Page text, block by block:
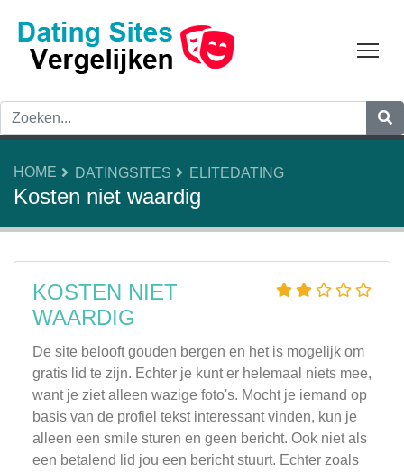
HOME DATINGSITES ELITEDATING
Kosten niet waardig
KOSTEN NIET
WAARDIG
De site belooft gouden bergen en het is mogelijk om
gratis lid te zijn. Echter je kunt er helemaal niets mee,
want je ziet alleen wazige foto's. Mocht je iemand op
basis van de profiel tekst interessant vinden, kun je
alleen een smile sturen en geen bericht. Ook niet als
een betalend lid jou een bericht stuurt. Echter zoals